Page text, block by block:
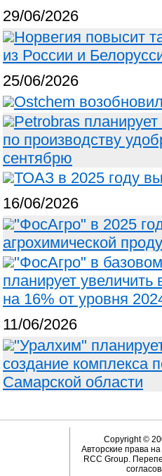
29/06/2026
Норвегия повысит
из России и
25/06/2026
Ostchem
Petrobras
по производству
сентябрю
ТОАЗ в 2025 году
16/06/2026
"ФосАгро" в 2025
агрохимической
"ФосАгро" в
планирует увеличить
на 16% от уровня
11/06/2026
"Уралхим"
создание комплекса
Самарской области
Copyright ©
Авторские права
RCC Group.